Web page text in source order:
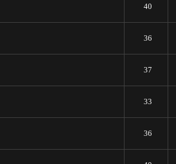
40
36
37
33
36